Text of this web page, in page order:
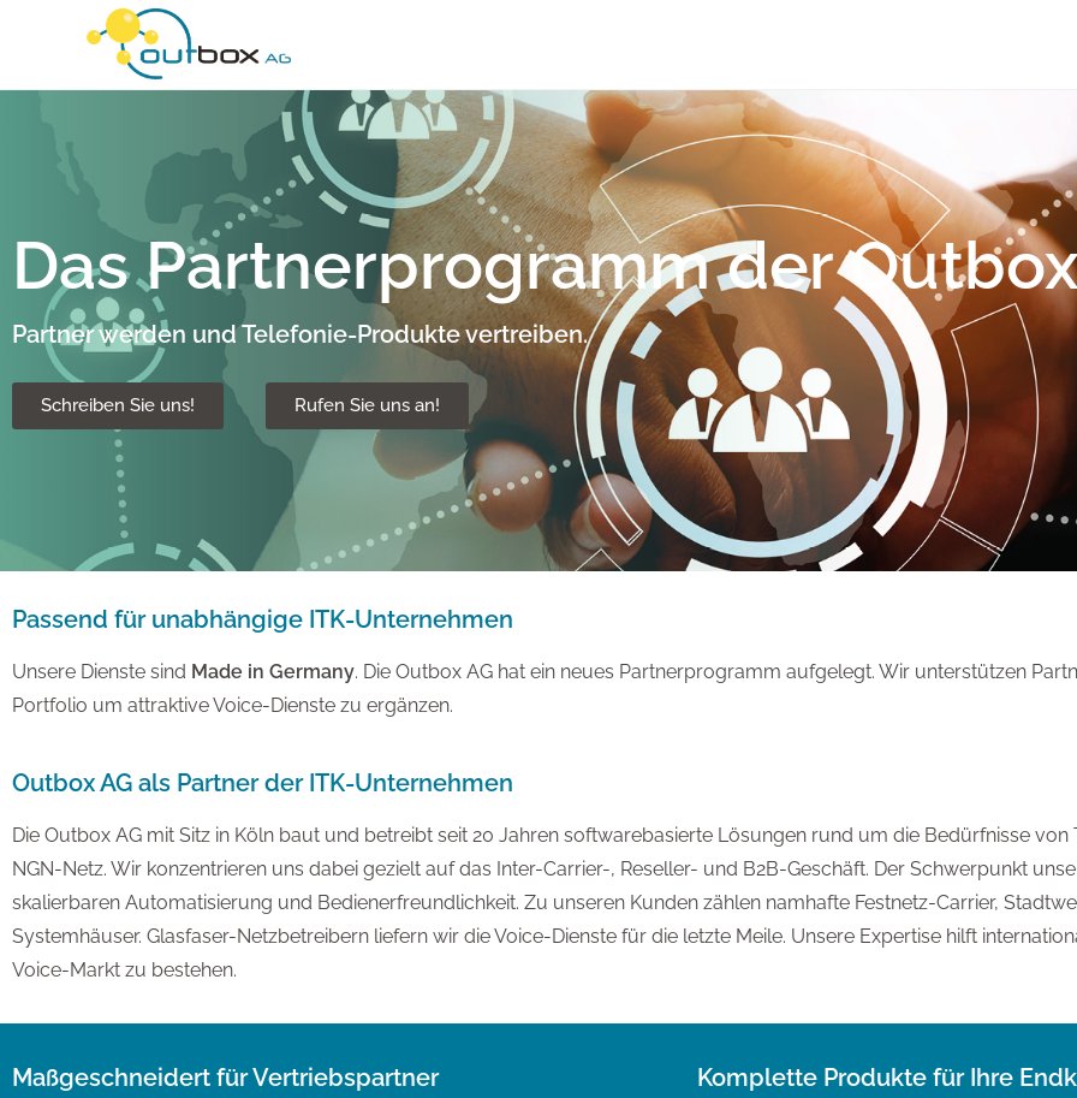
Das Partnerprogramm der
Partner werden und Telefonie-Produkte vertreiben.
Schreiben Sie uns! Rufen Sie uns an!
Passend für unabhängige ITK-Unternehmen
Unsere Dienste sind Made in Germany. Die Outbox AG hat ein neues Partnerprogramm aufgelegt. Wir unterstützen
Portfolio um attraktive Voice-Dienste zu ergänzen.
Outbox AG als Partner der ITK-Unternehmen
Die Outbox AG mit Sitz in Köln baut und betreibt seit 20 Jahren softwarebasierte Lösungen rund um die Bedürfnisse
NGN-Netz. Wir konzentrieren uns dabei gezielt auf das Inter-Carrier-, Reseller- und B2B-Geschäft. Der Schwerpunkt
skalierbaren Automatisierung und Bedienerfreundlichkeit. Zu unseren Kunden zählen namhafte Festnetz-Carrier,
Systemhäuser. Glasfaser-Netzbetreibern liefern wir die Voice-Dienste für die letzte Meile. Unsere Expertise hilft
Voice-Markt zu bestehen.
Maßgeschneidert für Vertriebspartner Komplette Produkte für Ihre